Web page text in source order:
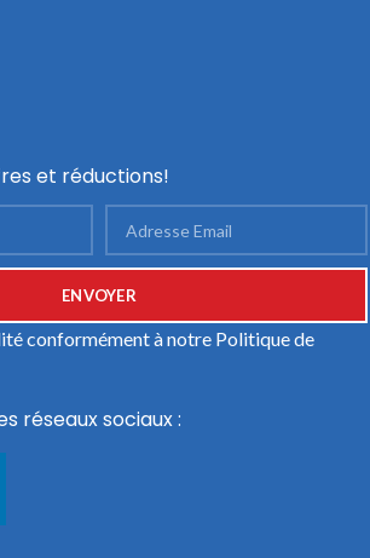
et réductions!
conformément à notre Politique de
réseaux sociaux :